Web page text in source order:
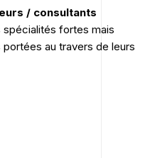
/ consultants
spécialités fortes mais
au travers de leurs